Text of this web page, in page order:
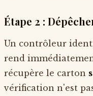
Étape 2 :
Un contrôleur
rend
récupère le carton
vérification n'est